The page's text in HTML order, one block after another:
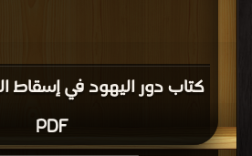
كتاب دور اليهود في إسقاط
PDF